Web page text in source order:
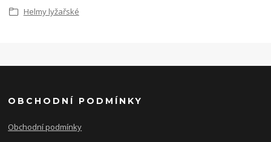
Helmy lyžařské
OBCHODNÍ PODMÍNKY
Obchodní podmínky